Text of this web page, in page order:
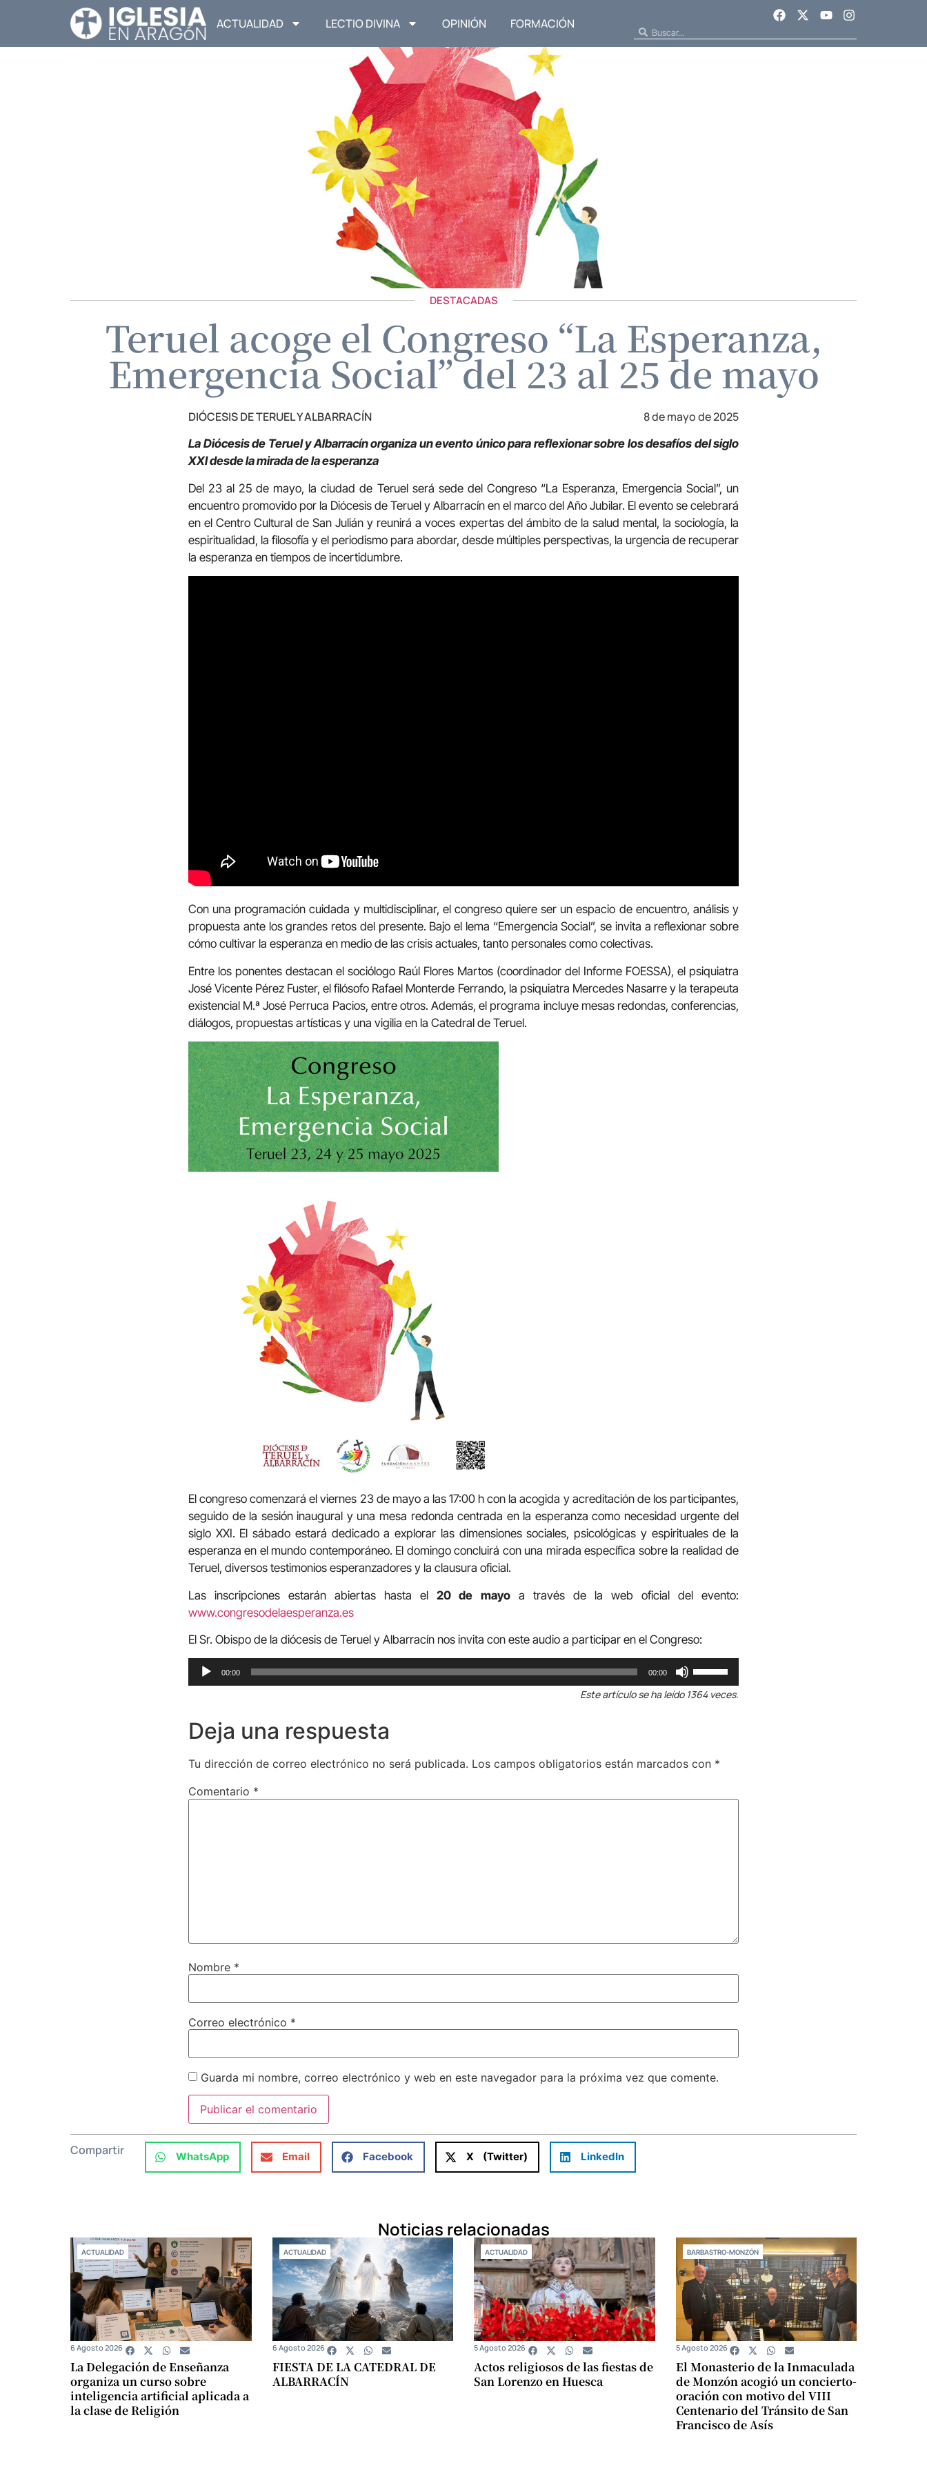
ACTUALIDAD LECTIO DIVINA OPINIÓN FORMACIÓN
DESTACADAS
Teruel acoge el Congreso “La Esperanza,
Emergencia Social” del 23 al 25 de mayo
DIÓCESIS DE TERUEL Y ALBARRACÍN 8 de mayo de 2025
La Diócesis de Teruel y Albarracín organiza un evento único para reflexionar sobre los desafíos del siglo
XXI desde la mirada de la esperanza
Del 23 al 25 de mayo, la ciudad de Teruel será sede del Congreso “La Esperanza, Emergencia Social”, un
encuentro promovido por la Diócesis de Teruel y Albarracín en el marco del Año Jubilar. El evento se celebrará
en el Centro Cultural de San Julián y reunirá a voces expertas del ámbito de la salud mental, la sociología, la
espiritualidad, la filosofía y el periodismo para abordar, desde múltiples perspectivas, la urgencia de recuperar
la esperanza en tiempos de incertidumbre.
Con una programación cuidada y multidisciplinar, el congreso quiere ser un espacio de encuentro, análisis y
propuesta ante los grandes retos del presente. Bajo el lema “Emergencia Social”, se invita a reflexionar sobre
cómo cultivar la esperanza en medio de las crisis actuales, tanto personales como colectivas.
Entre los ponentes destacan el sociólogo Raúl Flores Martos (coordinador del Informe FOESSA), el psiquiatra
José Vicente Pérez Fuster, el filósofo Rafael Monterde Ferrando, la psiquiatra Mercedes Nasarre y la terapeuta
existencial M.ª José Perruca Pacios, entre otros. Además, el programa incluye mesas redondas, conferencias,
diálogos, propuestas artísticas y una vigilia en la Catedral de Teruel.
El congreso comenzará el viernes 23 de mayo a las 17:00 h con la acogida y acreditación de los participantes,
seguido de la sesión inaugural y una mesa redonda centrada en la esperanza como necesidad urgente del
siglo XXI. El sábado estará dedicado a explorar las dimensiones sociales, psicológicas y espirituales de la
esperanza en el mundo contemporáneo. El domingo concluirá con una mirada específica sobre la realidad de
Teruel, diversos testimonios esperanzadores y la clausura oficial.
Las inscripciones estarán abiertas hasta el20 de mayoa través de la web oficial del evento:
www.congresodelaesperanza.es
El Sr. Obispo de la diócesis de Teruel y Albarracín nos invita con este audio a participar en el Congreso:
Reproductor
de
00:00 00:00
Utiliza
las
teclas
para
Este artículo se ha leído 1364 veces.
Deja una respuesta
Tu dirección de correo electrónico no será publicada. Los campos obligatorios están marcados con *
Comentario *
Nombre *
Correo electrónico *
Guarda mi nombre, correo electrónico y web en este navegador para la próxima vez que comente.
Compartir WhatsApp Email Facebook X (Twitter) LinkedIn
Noticias relacionadas
ACTUALIDAD
La Delegación de Enseñanza
organiza un curso sobre
inteligencia artificial aplicada a
la clase de Religión
6 Agosto 2026
ACTUALIDAD
FIESTA DE LA CATEDRAL DE
ALBARRACÍN
6 Agosto 2026
ACTUALIDAD
Actos religiosos de las fiestas de
San Lorenzo en Huesca
5 Agosto 2026
BARBASTRO-MONZÓN
El Monasterio de la Inmaculada
de Monzón acogió un concierto-
oración con motivo del VIII
Centenario del Tránsito de San
Francisco de Asís
5 Agosto 2026